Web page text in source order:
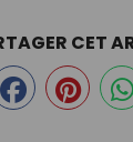
CET